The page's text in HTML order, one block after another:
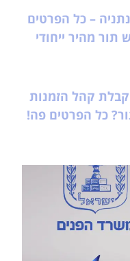
– כל הפרטים
תור מהיר ייחודי
קבלת קהל הזמנות
כל הפרטים פה!